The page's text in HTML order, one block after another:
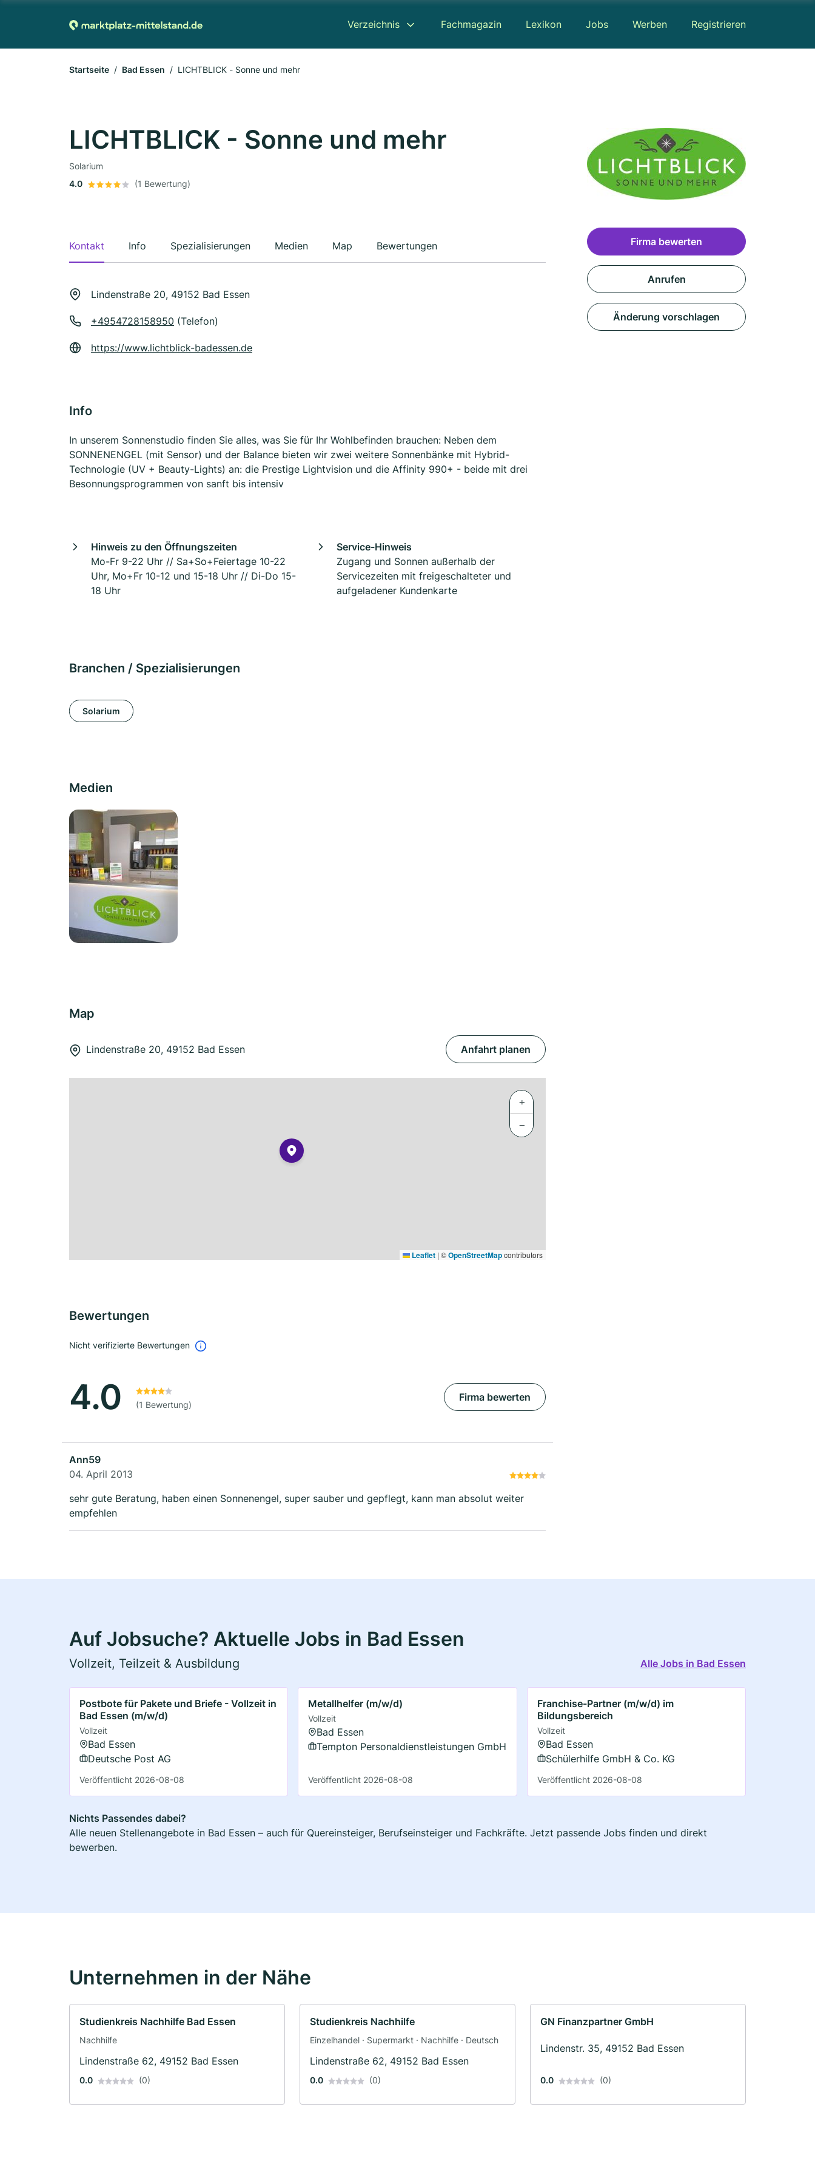
Verzeichnis Fachmagazin Lexikon Jobs Werben Registrieren
Startseite Bad Essen LICHTBLICK - Sonne und mehr
LICHTBLICK - Sonne und mehr
Solarium
4.0
(1 Bewertung)
Kontakt Info Spezialisierungen Medien Map Bewertungen
Lindenstraße 20, 49152 Bad Essen
+4954728158950 (Telefon)
https://www.lichtblick-badessen.de
Info
In unserem Sonnenstudio finden Sie alles, was Sie für Ihr Wohlbefinden brauchen: Neben dem
SONNENENGEL (mit Sensor) und der Balance bieten wir zwei weitere Sonnenbänke mit Hybrid-
Technologie (UV + Beauty-Lights) an: die Prestige Lightvision und die Affinity 990+ - beide mit drei
Besonnungsprogrammen von sanft bis intensiv
Hinweis zu den Öffnungszeiten
Mo-Fr 9-22 Uhr // Sa+So+Feiertage 10-22
Uhr, Mo+Fr 10-12 und 15-18 Uhr // Di-Do 15-
18 Uhr
Service-Hinweis
Zugang und Sonnen außerhalb der
Servicezeiten mit freigeschalteter und
aufgeladener Kundenkarte
Branchen / Spezialisierungen
Solarium
Medien
Map
Lindenstraße 20, 49152 Bad Essen Anfahrt planen
+
−
Leaflet | ©OpenStreetMapcontributors
Bewertungen
Nicht verifizierte Bewertungen
4.0 (1 Bewertung)
Firma bewerten
Ann59
04. April 2013
sehr gute Beratung, haben einen Sonnenengel, super sauber und gepflegt, kann man absolut weiter
empfehlen
Firma bewerten
Anrufen
Änderung vorschlagen
Auf Jobsuche? Aktuelle Jobs in Bad Essen
Vollzeit, Teilzeit & Ausbildung Alle Jobs in Bad Essen
Postbote für Pakete und Briefe - Vollzeit in
Bad Essen (m/w/d)
Vollzeit
Bad Essen
Deutsche Post AG
Veröffentlicht 2026-08-08
Metallhelfer (m/w/d)
Vollzeit
Bad Essen
Tempton Personaldienstleistungen GmbH
Veröffentlicht 2026-08-08
Franchise-Partner (m/w/d) im
Bildungsbereich
Vollzeit
Bad Essen
Schülerhilfe GmbH & Co. KG
Veröffentlicht 2026-08-08
Nichts Passendes dabei?
Alle neuen Stellenangebote in Bad Essen – auch für Quereinsteiger, Berufseinsteiger und Fachkräfte. Jetzt passende Jobs finden und direkt
bewerben.
Unternehmen in der Nähe
Studienkreis Nachhilfe Bad Essen
Nachhilfe
Lindenstraße 62, 49152 Bad Essen
0.0 (0)
Studienkreis Nachhilfe
Einzelhandel · Supermarkt · Nachhilfe · Deutsch
Lindenstraße 62, 49152 Bad Essen
0.0 (0)
GN Finanzpartner GmbH
Lindenstr. 35, 49152 Bad Essen
0.0 (0)